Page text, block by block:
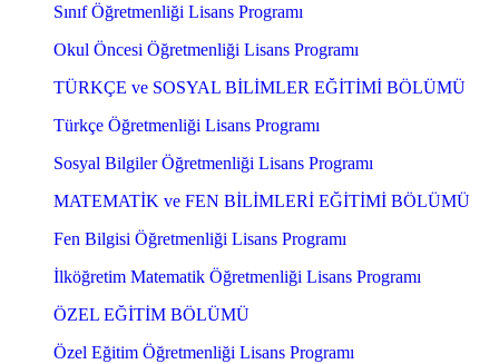
Sınıf Öğretmenliği Lisans Programı
Okul Öncesi Öğretmenliği Lisans Programı
TÜRKÇE ve SOSYAL BİLİMLER EĞİTİMİ BÖLÜMÜ
Türkçe Öğretmenliği Lisans Programı
Sosyal Bilgiler Öğretmenliği Lisans Programı
MATEMATİK ve FEN BİLİMLERİ EĞİTİMİ BÖLÜMÜ
Fen Bilgisi Öğretmenliği Lisans Programı
İlköğretim Matematik Öğretmenliği Lisans Programı
ÖZEL EĞİTİM BÖLÜMÜ
Özel Eğitim Öğretmenliği Lisans Programı